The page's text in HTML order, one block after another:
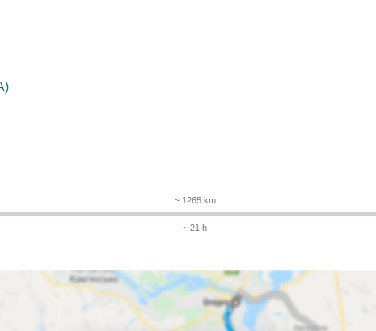
~ 1265 km
~ 21 h